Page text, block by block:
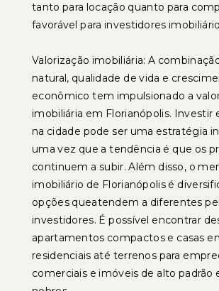
tanto para locação quanto para
favorável para investidores
Valorização imobiliária: A
natural, qualidade de vida e
econômico tem impulsionado a
imobiliária em Florianópolis. Investir
na cidade pode ser uma estratégia
uma vez que a tendência é que os
continuem a subir. Além disso, o
imobiliário de Florianópolis é
opções queatendem a diferentes
investidores. É possível encontrar
apartamentos compactos e casas
residenciais até terrenos para
comerciais e imóveis de alto padrão